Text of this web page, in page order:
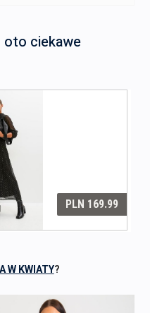
oto ciekawe
W KWIATY?